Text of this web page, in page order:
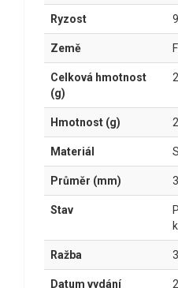
Ryzost
Země
Celková hmotnost
(g)
Hmotnost (g)
Materiál
Průměr (mm)
Stav
Ražba
Datum vydání